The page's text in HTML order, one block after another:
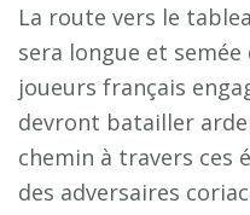
La route vers le
sera longue et
joueurs français
devront batailler
chemin à travers ces
des adversaires